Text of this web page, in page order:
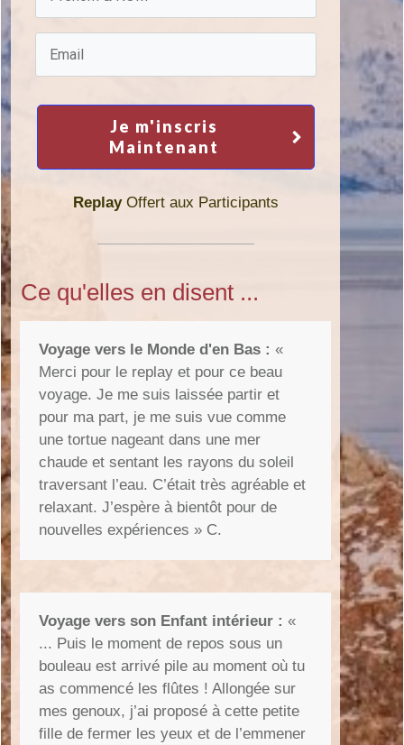
Je m'inscris
Maintenant
Replay Offert aux Participants
Ce qu'elles en disent ...
Voyage vers le Monde d'en Bas : «
Merci pour le replay et pour ce beau
voyage. Je me suis laissée partir et
pour ma part, je me suis vue comme
une tortue nageant dans une mer
chaude et sentant les rayons du soleil
traversant l’eau. C’était très agréable et
relaxant. J’espère à bientôt pour de
nouvelles expériences » C.
Voyage vers son Enfant intérieur : «
... Puis le moment de repos sous un
bouleau est arrivé pile au moment où tu
as commencé les flûtes ! Allongée sur
mes genoux, j’ai proposé à cette petite
fille de fermer les yeux et de l’emmener